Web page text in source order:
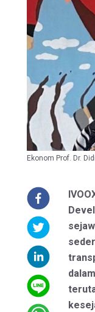
Ekonom Prof. Dr.